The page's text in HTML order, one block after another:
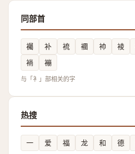
同部首
䙱 补 裗 䙟 䘜 裬
䘷
䙖
与「衤」部相关的字
热搜
一 爱 福 龙 和 德